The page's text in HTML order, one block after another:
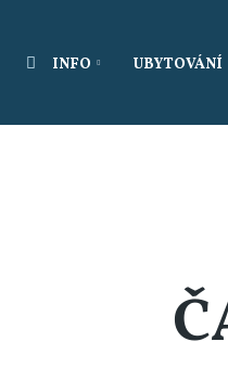
INFO UBYTOVÁNÍ
Vyhledávání